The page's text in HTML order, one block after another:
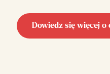
Dowiedz się więcej o